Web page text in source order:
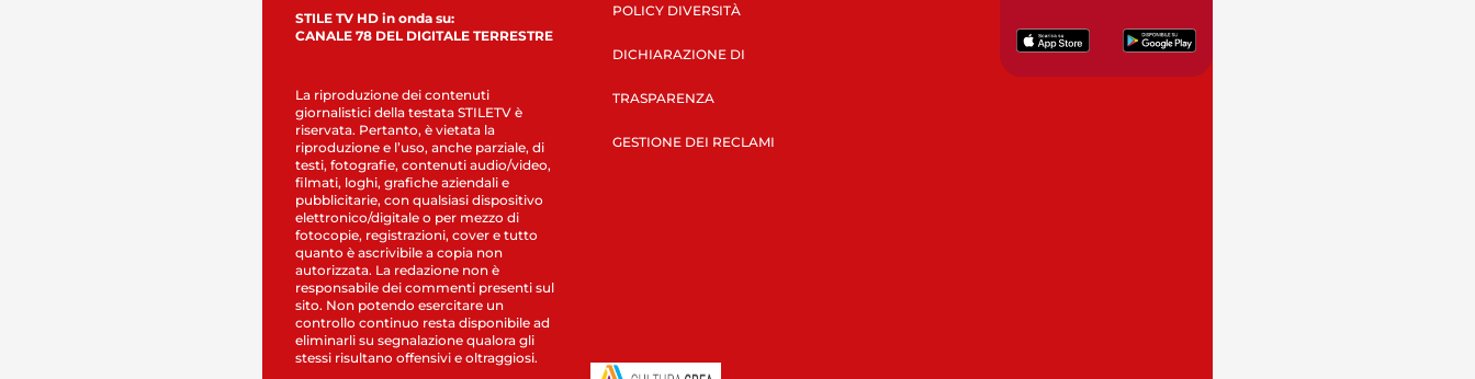
STILE TV HD in onda su:
CANALE 78 DEL DIGITALE TERRESTRE
La riproduzione dei contenuti
giornalistici della testata STILETV è
riservata. Pertanto, è vietata la
riproduzione e l’uso, anche parziale, di
testi, fotografie, contenuti audio/video,
filmati, loghi, grafiche aziendali e
pubblicitarie, con qualsiasi dispositivo
elettronico/digitale o per mezzo di
fotocopie, registrazioni, cover e tutto
quanto è ascrivibile a copia non
autorizzata. La redazione non è
responsabile dei commenti presenti sul
sito. Non potendo esercitare un
controllo continuo resta disponibile ad
eliminarli su segnalazione qualora gli
stessi risultano offensivi e oltraggiosi.
POLICY DIVERSITÀ
DICHIARAZIONE DI
TRASPARENZA
GESTIONE DEI RECLAMI